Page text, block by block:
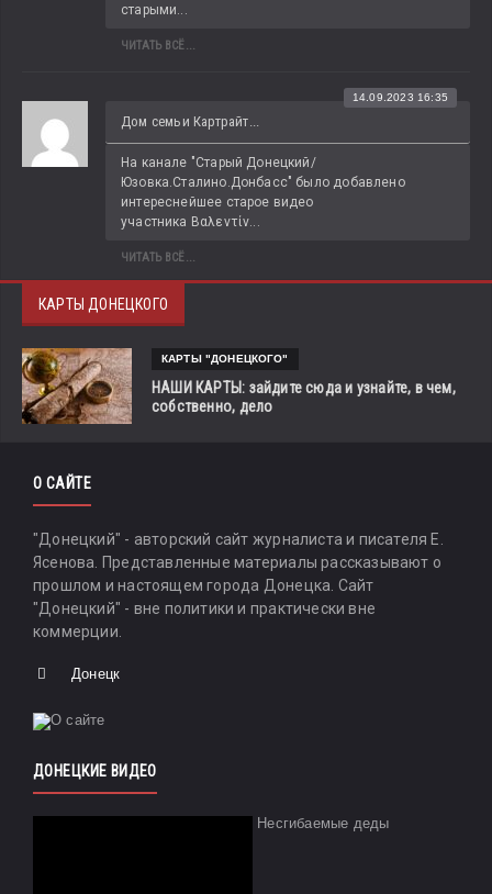
старыми...
ЧИТАТЬ ВСЁ...
Дом семьи Картрайт...
14.09.2023 16:35
На канале "Старый Донецкий/
Юзовка.Сталино.Донбасс" было добавлено
интереснейшее старое видео
участника Βαλεντίν...
ЧИТАТЬ ВСЁ...
КАРТЫ ДОНЕЦКОГО
КАРТЫ "ДОНЕЦКОГО"
НАШИ КАРТЫ: зайдите сюда и узнайте, в чем,
собственно, дело
О САЙТЕ
"Донецкий" - авторский сайт журналиста и писателя Е.
Ясенова. Представленные материалы рассказывают о
прошлом и настоящем города Донецка. Сайт
"Донецкий" - вне политики и практически вне
коммерции.
Донецк
ДОНЕЦКИЕ ВИДЕО
Несгибаемые деды